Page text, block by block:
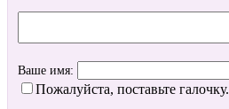
Ваше имя:
Пожалуйста, поставьте галочку.